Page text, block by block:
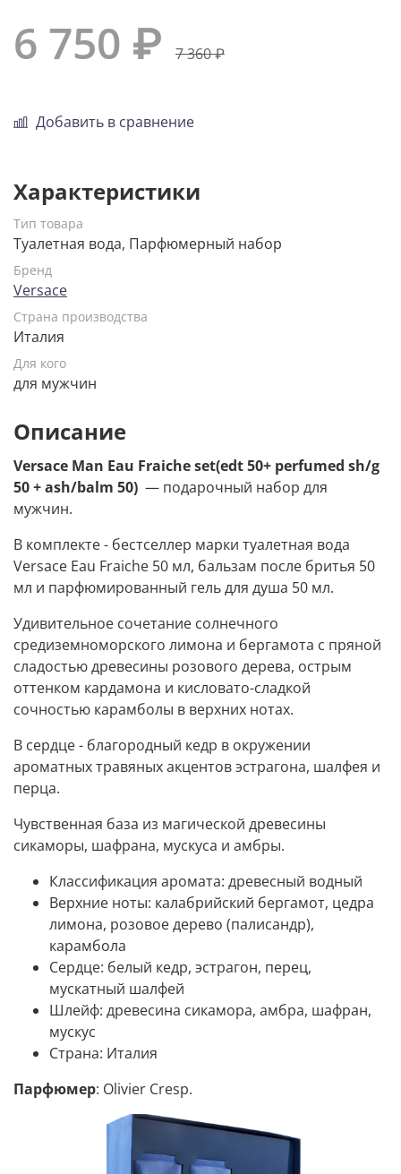
6 750 ₽ 7 360 ₽
Добавить в сравнение
Характеристики
Тип товара
Туалетная вода, Парфюмерный набор
Бренд
Versace
Страна производства
Италия
Для кого
для мужчин
Описание
Versace Man Eau Fraiche set(edt 50+ perfumed sh/g
50 + ash/balm 50) — подарочный набор для
мужчин.
В комплекте - бестселлер марки туалетная вода
Versace Eau Fraiche 50 мл, бальзам после бритья 50
мл и парфюмированный гель для душа 50 мл.
Удивительное сочетание солнечного
средиземноморского лимона и бергамота с пряной
сладостью древесины розового дерева, острым
оттенком кардамона и кисловато-сладкой
сочностью карамболы в верхних нотах.
В сердце - благородный кедр в окружении
ароматных травяных акцентов эстрагона, шалфея и
перца.
Чувственная база из магической древесины
сикаморы, шафрана, мускуса и амбры.
Классификация аромата: древесный водный
Верхние ноты: калабрийский бергамот, цедра
лимона, розовое дерево (палисандр),
карамбола
Сердце: белый кедр, эстрагон, перец,
мускатный шалфей
Шлейф: древесина сикамора, амбра, шафран,
мускус
Страна: Италия
Парфюмер: Olivier Cresp.